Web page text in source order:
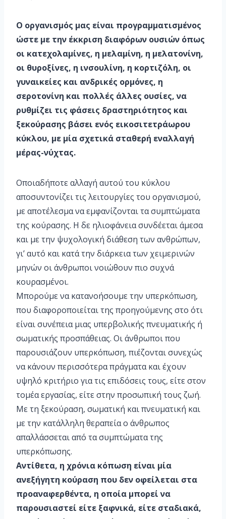
Ο οργανισμός μας είναι προγραμματισμένος
ώστε με την έκκριση διαφόρων ουσιών όπως
οι κατεχολαμίνες, η μελαμίνη, η μελατονίνη,
οι θυροξίνες, η ινσουλίνη, η κορτιζόλη, οι
γυναικείες και ανδρικές ορμόνες, η
σεροτονίνη και πολλές άλλες ουσίες, να
ρυθμίζει τις φάσεις δραστηριότητος και
ξεκούρασης βάσει ενός εικοσιτετράωρου
κύκλου, με μία σχετικά σταθερή εναλλαγή
μέρας-νύχτας.
Οποιαδήποτε αλλαγή αυτού του κύκλου
αποσυντονίζει τις λειτουργίες του οργανισμού,
με αποτέλεσμα να εμφανίζονται τα συμπτώματα
της κούρασης. Η δε ηλιοφάνεια συνδέεται άμεσα
και με την ψυχολογική διάθεση των ανθρώπων,
γι’ αυτό και κατά την διάρκεια των χειμερινών
μηνών οι άνθρωποι νοιώθουν πιο συχνά
κουρασμένοι.
Μπορούμε να κατανοήσουμε την υπερκόπωση,
που διαφοροποιείται της προηγούμενης στο ότι
είναι συνέπεια μιας υπερβολικής πνευματικής ή
σωματικής προσπάθειας. Οι άνθρωποι που
παρουσιάζουν υπερκόπωση, πιέζονται συνεχώς
να κάνουν περισσότερα πράγματα και έχουν
υψηλό κριτήριο για τις επιδόσεις τους, είτε στον
τομέα εργασίας, είτε στην προσωπική τους ζωή.
Με τη ξεκούραση, σωματική και πνευματική και
με την κατάλληλη θεραπεία ο άνθρωπος
απαλλάσσεται από τα συμπτώματα της
υπερκόπωσης.
Αντίθετα, η χρόνια κόπωση είναι μία
ανεξήγητη κούραση που δεν οφείλεται στα
προαναφερθέντα, η οποία μπορεί να
παρουσιαστεί είτε ξαφνικά, είτε σταδιακά,